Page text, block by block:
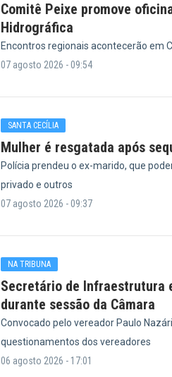
Comitê Peixe promove
Hidrográfica
Encontros regionais acontecerão em
07 agosto 2026 - 09:54
SANTA CECÍLIA
Mulher é resgatada após
Polícia prendeu o ex-marido, que
privado e outros
07 agosto 2026 - 09:37
NA TRIBUNA
Secretário de Infraestrutura
durante sessão da Câmara
Convocado pelo vereador Paulo
questionamentos dos vereadores
06 agosto 2026 - 17:01